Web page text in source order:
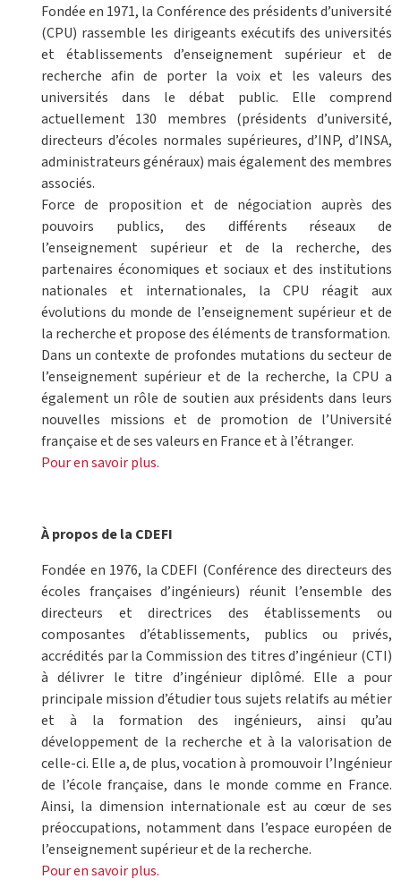
Fondée en 1971, la Conférence des présidents d’université
(CPU) rassemble les dirigeants exécutifs des universités
et établissements d’enseignement supérieur et de
recherche afin de porter la voix et les valeurs des
universités dans le débat public. Elle comprend
actuellement 130 membres (présidents d’université,
directeurs d’écoles normales supérieures, d’INP, d’INSA,
administrateurs généraux) mais également des membres
associés.
Force de proposition et de négociation auprès des
pouvoirs publics, des différents réseaux de
l’enseignement supérieur et de la recherche, des
partenaires économiques et sociaux et des institutions
nationales et internationales, la CPU réagit aux
évolutions du monde de l’enseignement supérieur et de
la recherche et propose des éléments de transformation.
Dans un contexte de profondes mutations du secteur de
l’enseignement supérieur et de la recherche, la CPU a
également un rôle de soutien aux présidents dans leurs
nouvelles missions et de promotion de l’Université
française et de ses valeurs en France et à l’étranger.
Pour en savoir plus.
À propos de la CDEFI
Fondée en 1976, la CDEFI (Conférence des directeurs des
écoles françaises d’ingénieurs) réunit l’ensemble des
directeurs et directrices des établissements ou
composantes d’établissements, publics ou privés,
accrédités par la Commission des titres d’ingénieur (CTI)
à délivrer le titre d’ingénieur diplômé. Elle a pour
principale mission d’étudier tous sujets relatifs au métier
et à la formation des ingénieurs, ainsi qu’au
développement de la recherche et à la valorisation de
celle-ci. Elle a, de plus, vocation à promouvoir l’Ingénieur
de l’école française, dans le monde comme en France.
Ainsi, la dimension internationale est au cœur de ses
préoccupations, notamment dans l’espace européen de
l’enseignement supérieur et de la recherche.
Pour en savoir plus.